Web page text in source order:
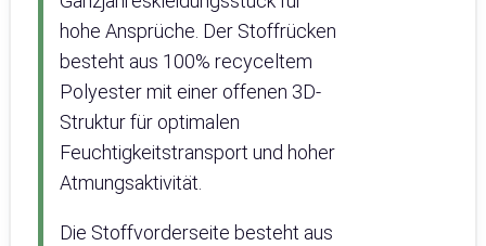
hohe Ansprüche. Der Stoffrücken
besteht aus 100% recyceltem
Polyester mit einer offenen 3D-
Struktur für optimalen
Feuchtigkeitstransport und hoher
Atmungsaktivität.
Die Stoffvorderseite besteht aus